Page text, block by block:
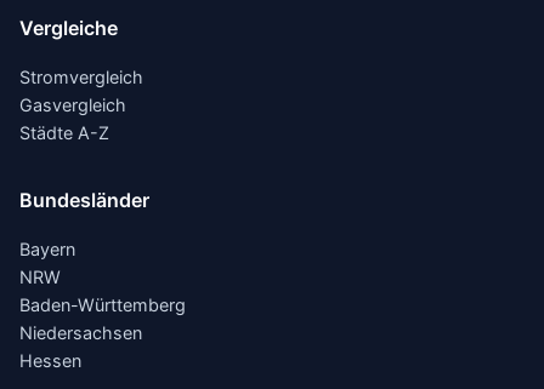
Vergleiche
Stromvergleich
Gasvergleich
Städte A-Z
Bundesländer
Bayern
NRW
Baden-Württemberg
Niedersachsen
Hessen